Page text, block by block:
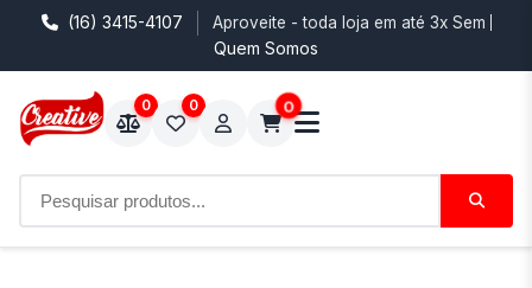
(16) 3415-4107 Aproveite - toda loja em até 3x Sem
Quem Somos
0 0 0